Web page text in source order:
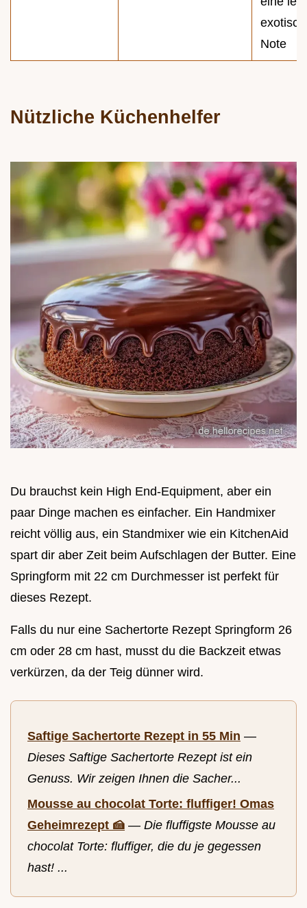
Note
Nützliche Küchenhelfer
Du brauchst kein High End-Equipment, aber ein
paar Dinge machen es einfacher. Ein Handmixer
reicht völlig aus, ein Standmixer wie ein KitchenAid
spart dir aber Zeit beim Aufschlagen der Butter. Eine
Springform mit 22 cm Durchmesser ist perfekt für
dieses Rezept.
Falls du nur eine Sachertorte Rezept Springform 26
cm oder 28 cm hast, musst du die Backzeit etwas
verkürzen, da der Teig dünner wird.
Saftige Sachertorte Rezept in 55 Min —
Dieses Saftige Sachertorte Rezept ist ein
Genuss. Wir zeigen Ihnen die Sacher...
Mousse au chocolat Torte: fluffiger! Omas
Geheimrezept 🍰 — Die fluffigste Mousse au
chocolat Torte: fluffiger, die du je gegessen
hast! ...